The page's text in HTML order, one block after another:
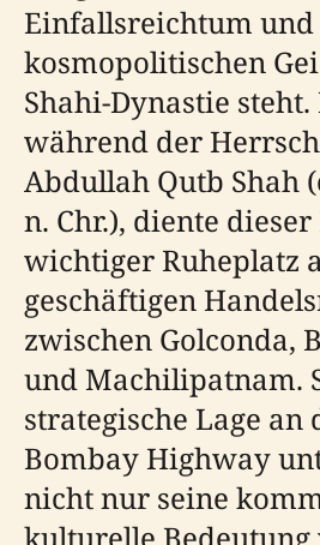
Einfallsreichtum und
kosmopolitischen
Shahi-Dynastie
während der
Abdullah Qutb Shah
n. Chr.), diente
wichtiger Ruheplatz
geschäftigen
zwischen Golconda,
und Machilipatnam.
strategische Lage an
Bombay Highway
nicht nur seine